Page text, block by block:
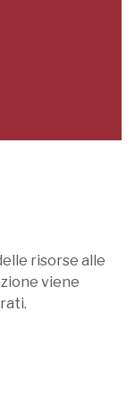
risorse alle
viene